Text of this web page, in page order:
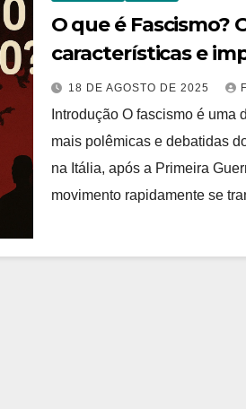
O que é Fascismo?
características e
18 DE AGOSTO DE 2025
Introdução O fascismo é
mais polêmicas e debatidas
na Itália, após a Primeira
movimento rapidamente se